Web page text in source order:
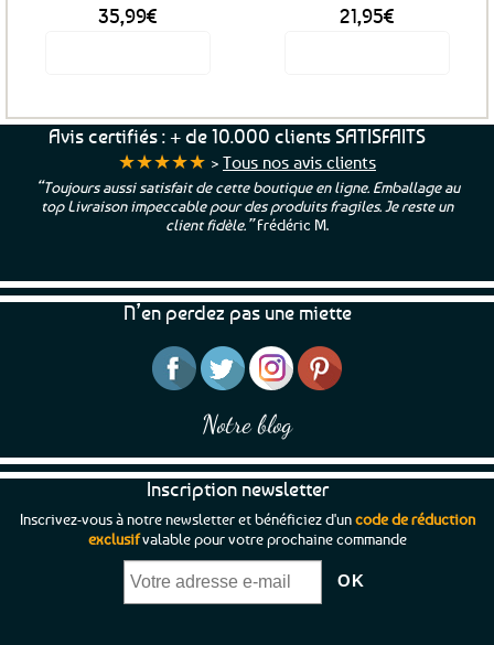
35,99€ 21,95€
Avis certifiés : + de 10.000 clients SATISFAITS
★★★★★ > Tous nos avis clients
“Toujours aussi satisfait de cette boutique en ligne. Emballage au
top Livraison impeccable pour des produits fragiles. Je reste un
client fidèle.”Frédéric M.
N’en perdez pas une miette
Notre blog
Inscription newsletter
Inscrivez-vous à notre newsletter et bénéficiez d'uncode de réduction
exclusifvalable pour votre prochaine commande